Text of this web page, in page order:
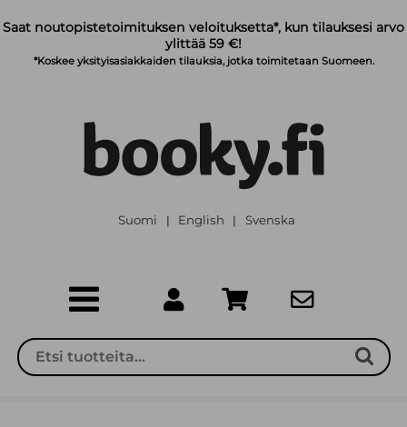
Saat noutopistetoimituksen veloituksetta*, kun tilauksesi arvo
ylittää 59 €!
*Koskee yksityisasiakkaiden tilauksia, jotka toimitetaan Suomeen.
Suomi | English | Svenska